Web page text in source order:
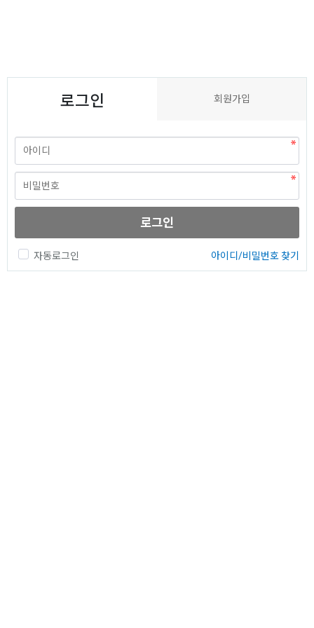
로그인 회원가입
로그인
자동로그인 아이디/비밀번호 찾기